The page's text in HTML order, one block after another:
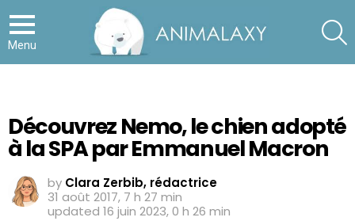
Menu
Découvrez Nemo, le chien adopté
à la SPA par Emmanuel Macron
by Clara Zerbib, rédactrice
31 août 2017, 7 h 27 min
updated 16 juin 2023, 0 h 26 min